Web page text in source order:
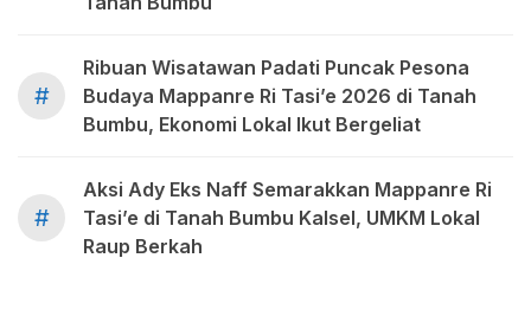
#
Ribuan Wisatawan Padati Puncak Pesona
Budaya Mappanre Ri Tasi’e 2026 di Tanah
Bumbu, Ekonomi Lokal Ikut Bergeliat
#
Aksi Ady Eks Naff Semarakkan Mappanre Ri
Tasi’e di Tanah Bumbu Kalsel, UMKM Lokal
Raup Berkah